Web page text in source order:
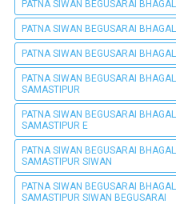
PATNA SIWAN BEGUSARAI
PATNA SIWAN BEGUSARAI
PATNA SIWAN BEGUSARAI
PATNA SIWAN BEGUSARAI
SAMASTIPUR
PATNA SIWAN BEGUSARAI
SAMASTIPUR E
PATNA SIWAN BEGUSARAI
SAMASTIPUR SIWAN
PATNA SIWAN BEGUSARAI
SAMASTIPUR SIWAN BEGUSARAI